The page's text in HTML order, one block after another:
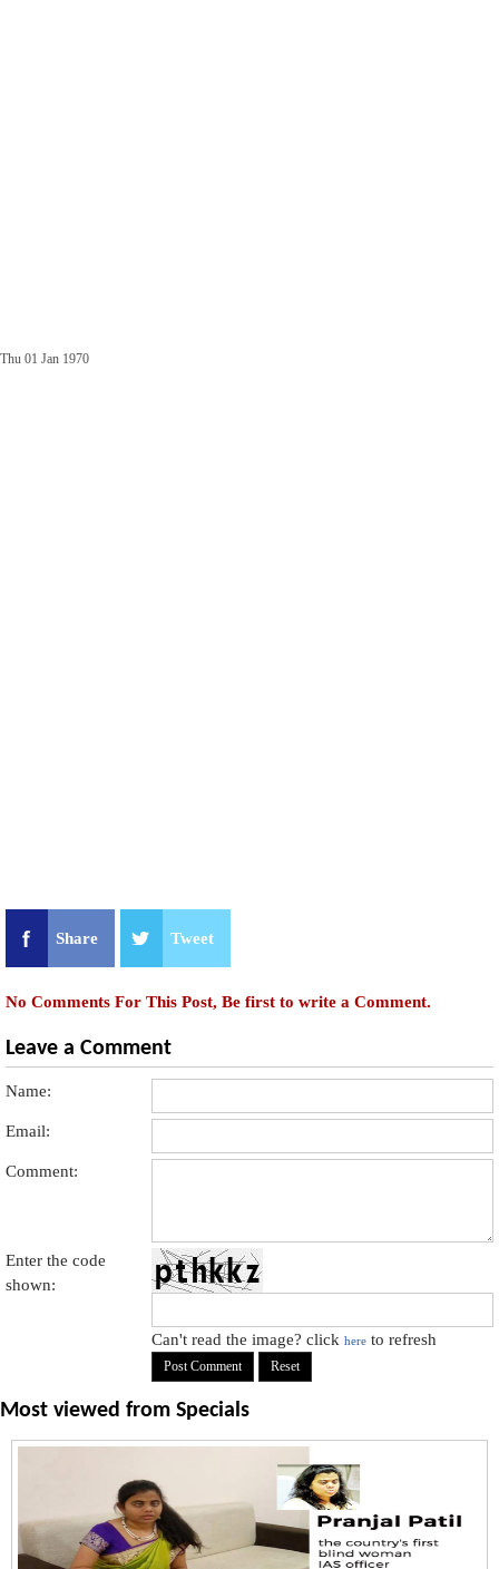
Thu 01 Jan 1970
Share Tweet
No Comments For This Post, Be first to write a Comment.
Leave a Comment
Name:
Email:
Comment:
Enter the code
shown:
Can't read the image? clickhere to refresh
Most viewed from Specials